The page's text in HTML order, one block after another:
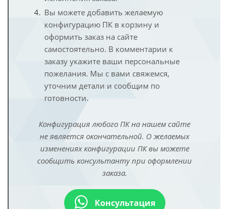
Вы можете добавить желаемую
конфигурацию ПК в корзину и
оформить заказ на сайте
самостоятельно. В комментарии к
заказу укажите ваши персональные
пожелания. Мы с вами свяжемся,
уточним детали и сообщим по
готовности.
Конфигурация любого ПК на нашем сайте
не является окончательной. О желаемых
изменениях конфигурации ПК вы можете
сообщить консультанту при оформлении
заказа.
Консультация